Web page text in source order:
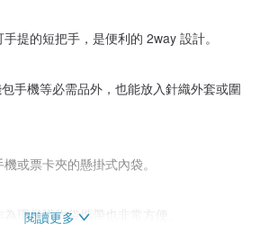
提的短把手，是便利的 2way 設計。
手機等必需品外，也能放入針織外套或圍
或票卡夾的懸掛式內袋。
環保購物袋攜帶也非常方便。
閱讀更多